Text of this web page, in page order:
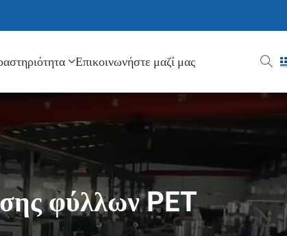
Επικοινωνήστε μαζί μας
φύλλων PET